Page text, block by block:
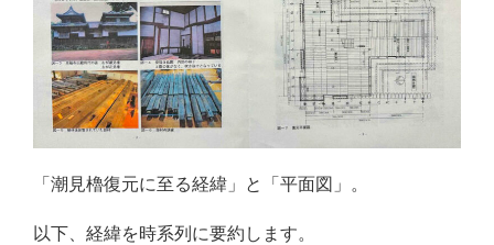
「潮見櫓復元に至る経緯」と「平面図」。
以下、経緯を時系列に要約します。